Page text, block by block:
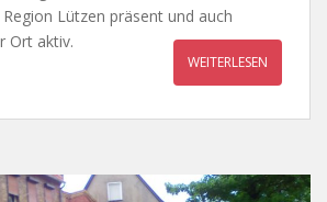
Lützen präsent und auch
Ort aktiv.
WEITERLESEN